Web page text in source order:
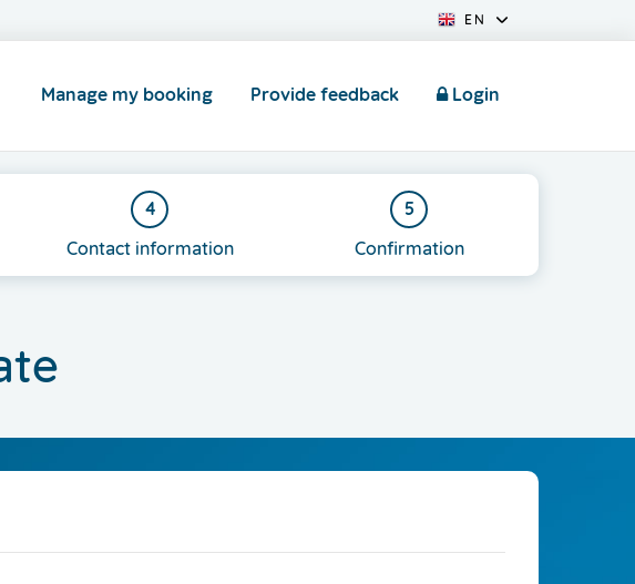
EN
Manage my booking Provide feedback Login
4
Contact information
5
Confirmation